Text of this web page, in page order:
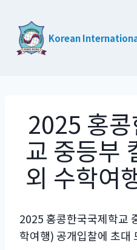
content
Korean
2025 홍
교 중등부
외 수학여
2025 홍콩한국국제학교
학여행) 공개입찰에 초대